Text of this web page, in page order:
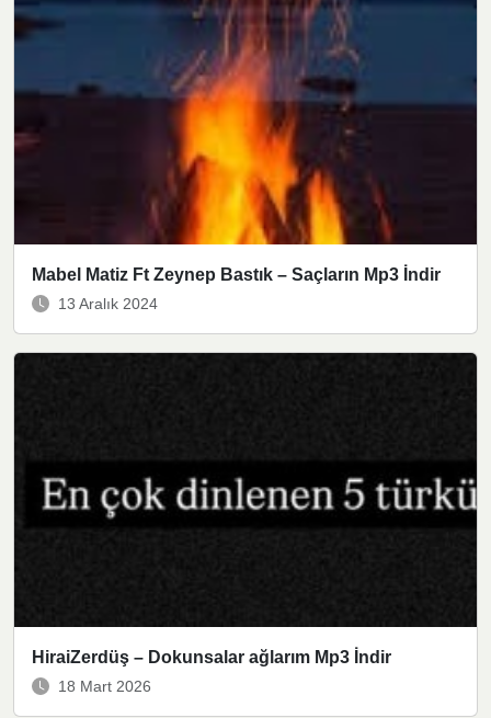
Mabel Matiz Ft Zeynep Bastık – Saçların Mp3 İndir
13 Aralık 2024
HiraiZerdüş – Dokunsalar ağlarım Mp3 İndir
18 Mart 2026